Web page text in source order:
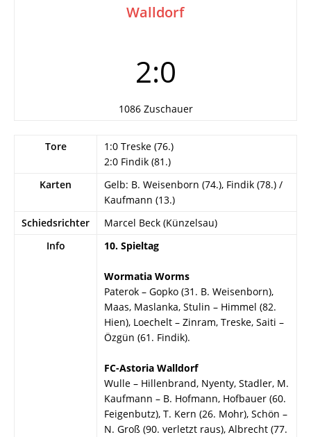
Walldorf
2:0
1086 Zuschauer
Tore
1:0 Treske (76.)
2:0 Findik (81.)
Karten
Gelb: B. Weisenborn (74.), Findik (78.) /
Kaufmann (13.)
Schiedsrichter
Marcel Beck (Künzelsau)
Info
10. Spieltag
Wormatia Worms
Paterok – Gopko (31. B. Weisenborn),
Maas, Maslanka, Stulin – Himmel (82.
Hien), Loechelt – Zinram, Treske, Saiti –
Özgün (61. Findik).
FC-Astoria Walldorf
Wulle – Hillenbrand, Nyenty, Stadler, M.
Kaufmann – B. Hofmann, Hofbauer (60.
Feigenbutz), T. Kern (26. Mohr), Schön –
N. Groß (90. verletzt raus), Albrecht (77.